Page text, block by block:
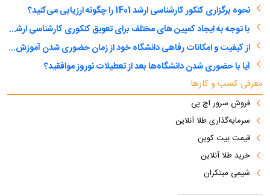
نحوه برگزاری کنکور کارشناسی ارشد 1401 را چگونه ارزیابی می‌کنید؟
با توجه به ایجاد کمپین های مختلف برای تعویق کنکوری کارشناسی ارشد، آیا با تعویق آن موافق هستید؟
از کیفیت و امکانات رفاهی دانشگاه خود از زمان حضوری شدن آموزش عالی راضی هستید؟
آیا با حضوری شدن دانشگاه‌ها بعد از تعطیلات نوروز موافقید؟
معرفی کسب و کارها
فروش سرور اچ پی
سرمایه‌گذاری طلا آنلاین
قیمت بیت کوین
خرید طلا آنلاین
شیمی مبتکران